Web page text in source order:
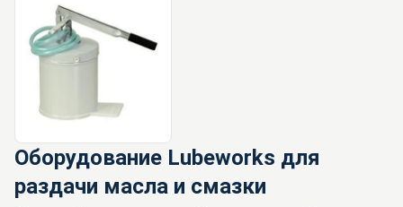
Оборудование Lubeworks для
раздачи масла и смазки